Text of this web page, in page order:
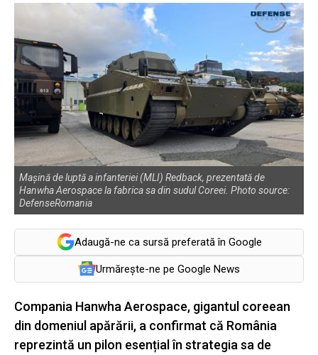
Mașină de luptă a infanteriei (MLI) Redback, prezentată de
Hanwha Aerospace la fabrica sa din sudul Coreei. Photo source:
DefenseRomania
Adaugă-ne ca sursă preferată în Google
Urmărește-ne pe Google News
Compania Hanwha Aerospace, gigantul coreean
din domeniul apărării, a confirmat că România
reprezintă un pilon esențial în strategia sa de